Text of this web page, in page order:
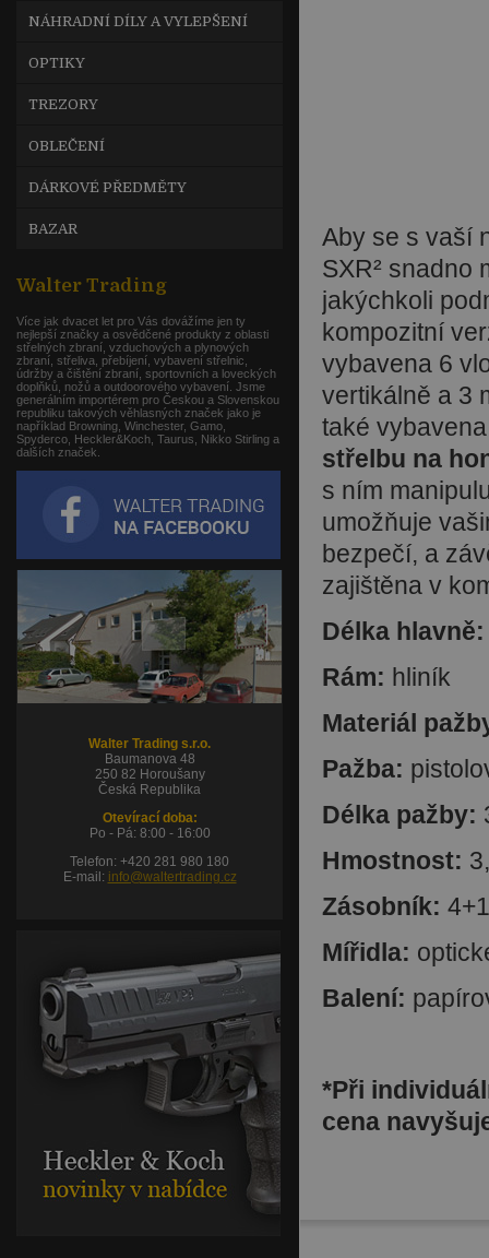
Aby se s vaší
SXR² snadno
jakýchkoli
kompozitní
vybavena 6
vertikálně a 3
také
střelbu na
s ním
umožňuje
bezpečí, a
zajištěna v
Délka hlavně:
Rám: hliník
Materiál
Pažba:
Délka pažby:
Hmostnost:
Zásobník: 4+1
Mířidla:
Balení:
*Při
cena
NÁHRADNÍ DÍLY A VYLEPŠENÍ
OPTIKY
TREZORY
OBLEČENÍ
DÁRKOVÉ PŘEDMĚTY
BAZAR
Walter Trading
Více jak dvacet let pro Vás dovážíme jen ty
nejlepší značky a osvědčené produkty z oblasti
střelných zbraní, vzduchových a plynových
zbraní, střeliva, přebíjení, vybavení střelnic,
údržby a čištění zbraní, sportovních a loveckých
doplňků, nožů a outdoorového vybavení. Jsme
generálním importérem pro Českou a Slovenskou
republiku takových věhlasných značek jako je
například Browning, Winchester, Gamo,
Spyderco, Heckler&Koch, Taurus, Nikko Stirling a
dalších značek.
Walter Trading s.r.o.
Baumanova 48
250 82 Horoušany
Česká Republika
Otevírací doba:
Po - Pá: 8:00 - 16:00
Telefon: +420 281 980 180
E-mail: info@waltertrading.cz